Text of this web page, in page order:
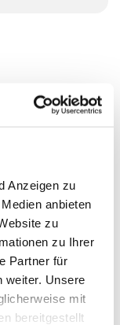
Anzeigen zu
anbieten
zu
zu Ihrer
Partner für
weiter. Unsere
mit
bereitgestellt